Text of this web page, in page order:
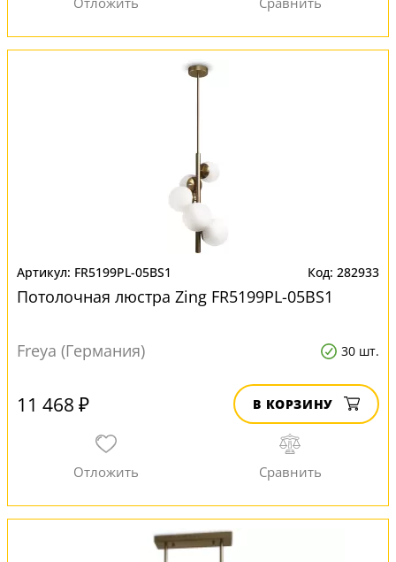
FR5199PL-05BS1 282933
Потолочная люстра Zing FR5199PL-05BS1
Freya (Германия) 30 шт.
11 468 ₽ В КОРЗИНУ